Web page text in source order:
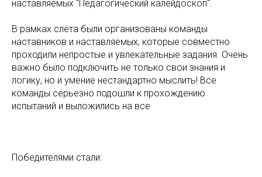
наставляемых "Педагогический калейдоскоп".
В рамках слёта были организованы команды
наставников и наставляемых, которые совместно
проходили непростые и увлекательные задания. Очень
важно было подключить не только свои знания и
логику, но и умение нестандартно мыслить! Все
команды серьезно подошли к прохождению
испытаний и выложились на все
Победителями стали: